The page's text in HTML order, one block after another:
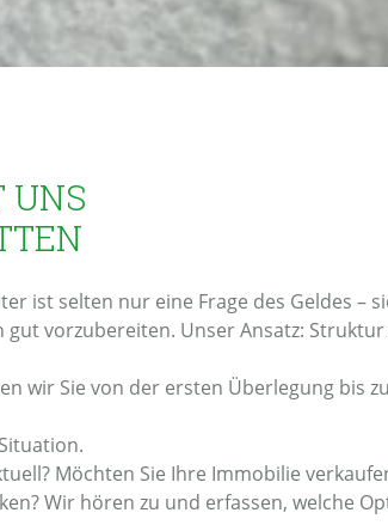
UNS
ist selten nur eine Frage des Geldes
gut vorzubereiten. Unser Ansatz:
wir Sie von der ersten Überlegung bis
Möchten Sie Ihre Immobilie
Wir hören zu und erfassen, welche